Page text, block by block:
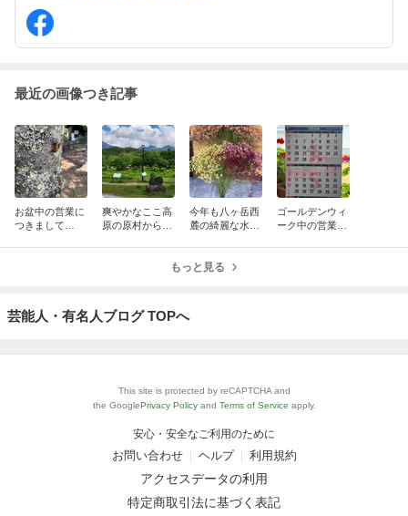
最近の画像つき記事
お盆中の営業に
つきまして…
爽やかなここ高
原の原村から…
今年も八ヶ岳西
麓の綺麗な水で
いちゃいまし
ゴールデンウィ
ーク中の営業に
もっと見る
芸能人・有名人ブログ TOPへ
This site is protected by reCAPTCHA and
the GooglePrivacy Policy and Terms of Service apply.
安心・安全なご利用のために
お問い合わせ ヘルプ 利用規約
アクセスデータの利用
特定商取引法に基づく表記